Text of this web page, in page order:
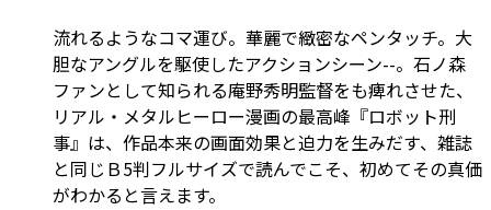
流れるようなコマ運び。華麗で緻密なペンタッチ。大
胆なアングルを駆使したアクションシーン--。石ノ森
ファンとして知られる庵野秀明監督をも痺れさせた、
リアル・メタルヒーロー漫画の最高峰『ロボット刑
事』は、作品本来の画面効果と迫力を生みだす、雑誌
と同じＢ5判フルサイズで読んでこそ、初めてその真価
がわかると言えます。